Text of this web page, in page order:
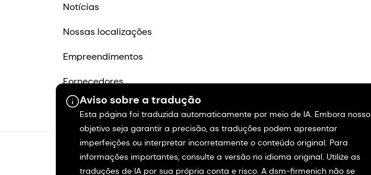
Aviso sobre a tradução
Esta página foi traduzida automaticamente por meio de IA. Embora nosso
objetivo seja garantir a precisão, as traduções podem apresentar
imperfeições ou interpretar incorretamente o conteúdo original. Para
informações importantes, consulte a versão no idioma original. Utilize as
traduções de IA por sua própria conta e risco. A dsm-firmenich não se
Notícias
Nossas localizações
Empreendimentos
Fornecedores
Entre em contato